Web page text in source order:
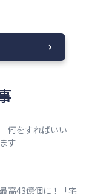
何をすればいい
す
高43億個に！「宅